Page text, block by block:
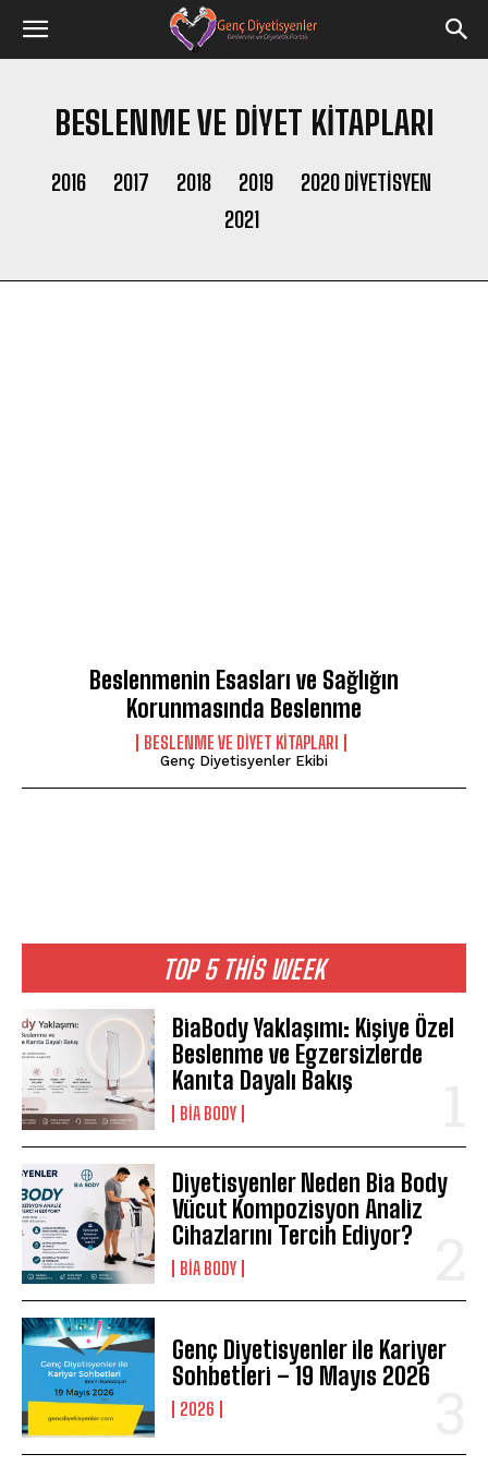
BESLENME VE DIYET KITAPLARI
2016 2017 2018 2019
2020 DIYETISYEN
2021
Beslenmenin Esasları ve Sağlığın
Korunmasında Beslenme
BESLENME VE DIYET KITAPLARI
Genç Diyetisyenler Ekibi
TOP 5 THIS WEEK
BiaBody Yaklaşımı: Kişiye Özel
Beslenme ve Egzersizlerde
Kanıta Dayalı Bakış
BIA BODY
Diyetisyenler Neden Bia Body
Vücut Kompozisyon Analiz
Cihazlarını Tercih Ediyor?
BIA BODY
Genç Diyetisyenler ile Kariyer
Sohbetleri – 19 Mayıs 2026
2026